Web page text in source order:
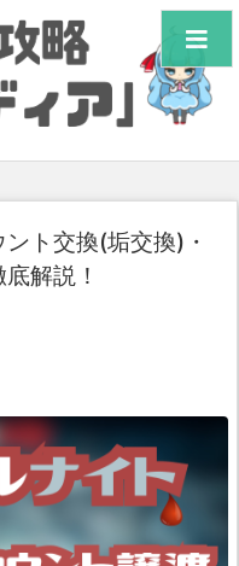
ト交換(垢交換)・
解説！